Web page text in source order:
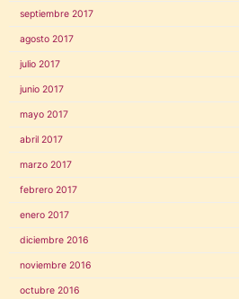
septiembre 2017
agosto 2017
julio 2017
junio 2017
mayo 2017
abril 2017
marzo 2017
febrero 2017
enero 2017
diciembre 2016
noviembre 2016
octubre 2016